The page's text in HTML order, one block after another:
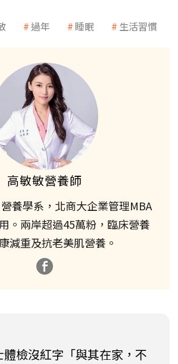
過年 睡眠 生活習慣
高敏敏營養師
養學系，北商大企業管理MBA
。兩岸超過45萬粉，臨床營養
減重及抗老美肌營養。
檢沒紅字「與其在家，不